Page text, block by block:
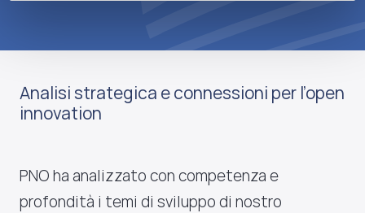
Analisi strategica e connessioni per l’open
innovation
PNO ha analizzato con competenza e
profondità i temi di sviluppo di nostro